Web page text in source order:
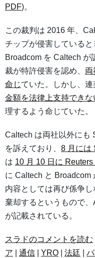
PDF)。
この裁判は 2016 年、
チップが侵害している
Broadcom を Caltech
裁が特許侵害を認め、 両
命じていた。しかし、連
金額を法律上支持できな
理するよう命じていた。
Caltech は両社以外にも
を訴えており、 8 月には
は 10 月 10 日に
に Caltech と Broadcom
内容としては再び係争
棄却するというもので
が記載されている。
スラドのコメントを読む
ア
通信 YRO 法廷